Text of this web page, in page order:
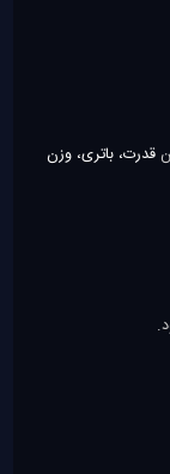
قدرت، باتری، وزن